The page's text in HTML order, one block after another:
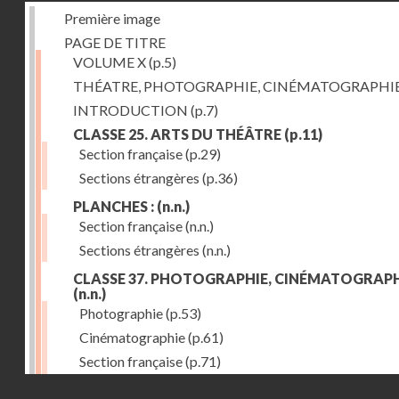
Première image
PAGE DE TITRE
VOLUME X(p.5)
THÉATRE, PHOTOGRAPHIE,
INTRODUCTION (p.7)
CLASSE 25. ARTS DU THÉÂTRE (p.11)
Section française(p.29)
Sections étrangères (p.36)
PLANCHES : (n.n.)
Section française(n.n.)
Sections étrangères (n.n.)
CLASSE 37. PHOTOGRAPHIE,
(n.n.)
Photographie(p.53)
Cinématographie(p.61)
Section française(p.71)